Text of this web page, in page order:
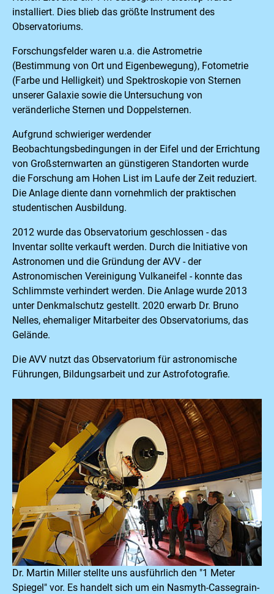
installiert. Dies blieb das größte Instrument des
Observatoriums.
Forschungsfelder waren u.a. die Astrometrie
(Bestimmung von Ort und Eigenbewegung), Fotometrie
(Farbe und Helligkeit) und Spektroskopie von Sternen
unserer Galaxie sowie die Untersuchung von
veränderliche Sternen und Doppelsternen.
Aufgrund schwieriger werdender
Beobachtungsbedingungen in der Eifel und der Errichtung
von Großsternwarten an günstigeren Standorten wurde
die Forschung am Hohen List im Laufe der Zeit reduziert.
Die Anlage diente dann vornehmlich der praktischen
studentischen Ausbildung.
2012 wurde das Observatorium geschlossen - das
Inventar sollte verkauft werden. Durch die Initiative von
Astronomen und die Gründung der AVV - der
Astronomischen Vereinigung Vulkaneifel - konnte das
Schlimmste verhindert werden. Die Anlage wurde 2013
unter Denkmalschutz gestellt. 2020 erwarb Dr. Bruno
Nelles, ehemaliger Mitarbeiter des Observatoriums, das
Gelände.
Die AVV nutzt das Observatorium für astronomische
Führungen, Bildungsarbeit und zur Astrofotografie.
Dr. Martin Miller stellte uns ausführlich den "1 Meter
Spiegel" vor. Es handelt sich um ein Nasmyth-Cassegrain-